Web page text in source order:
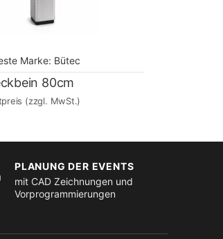
Marke: Bütec
80cm
(zzgl. MwSt.)
PLANUNG DER EVENTS
mit CAD Zeichnungen und
Vorprogrammierungen